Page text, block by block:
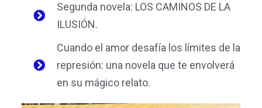
Segunda novela: LOS CAMINOS DE LA
ILUSIÓN.
Cuando el amor desafía los límites de la
represión: una novela que te envolverá
en su mágico relato.